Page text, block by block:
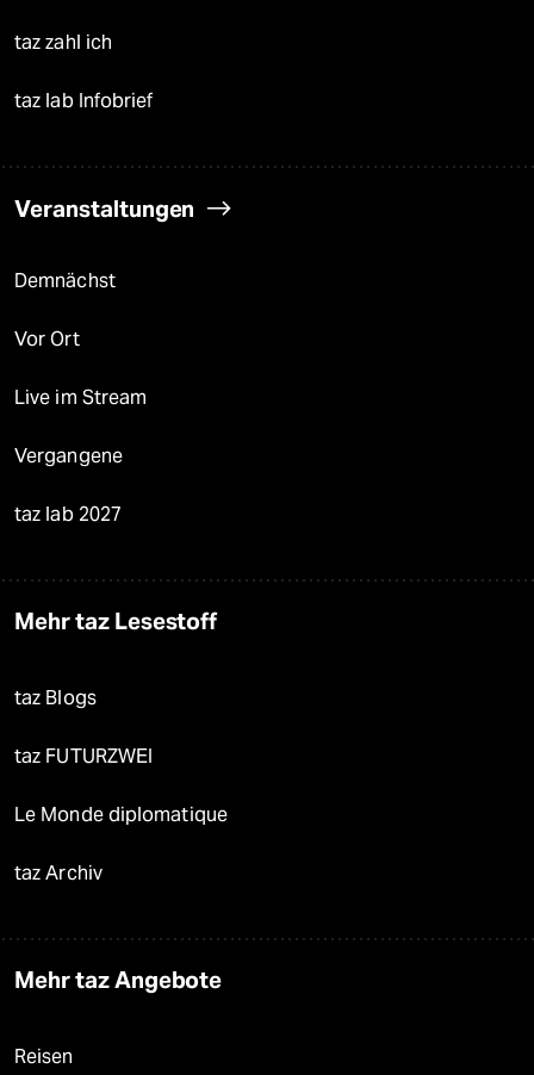
taz zahl ich
taz lab Infobrief
Veranstaltungen
Demnächst
Vor Ort
Live im Stream
Vergangene
taz lab 2027
Mehr taz Lesestoff
taz Blogs
taz FUTURZWEI
Le Monde diplomatique
taz Archiv
Mehr taz Angebote
Reisen